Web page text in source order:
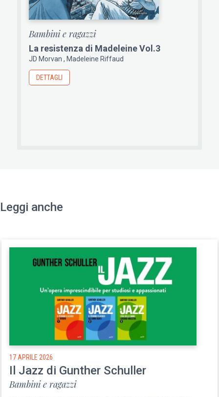
Bambini e ragazzi
La resistenza di Madeleine Vol.3
JD Morvan Madeleine Riffaud
DETTAGLI
Leggi anche
17 APRILE 2026
Il Jazz di Gunther Schuller
Bambini e ragazzi